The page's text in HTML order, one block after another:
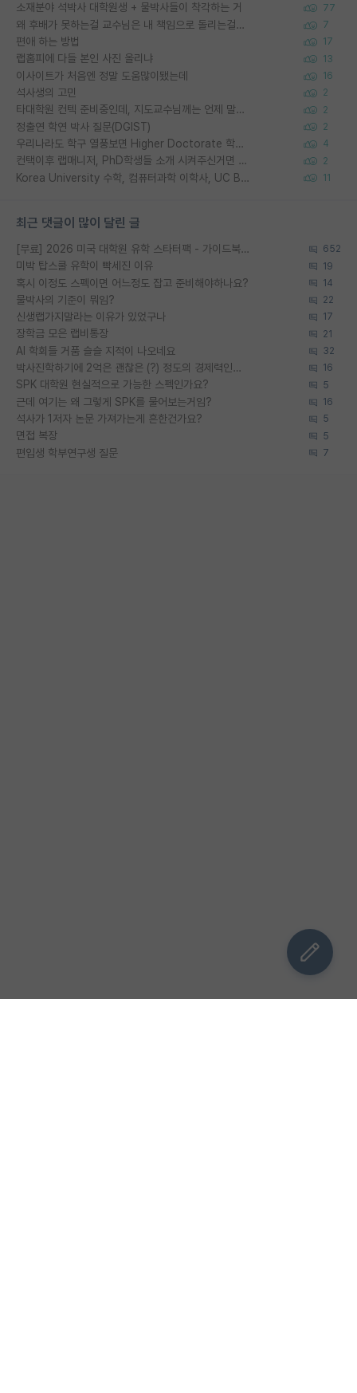
소재분야 석박사 대학원생 + 물박사들이 착각하는 거 77
왜 후배가 못하는걸 교수님은 내 책임으로 돌리는걸까요? 7
편애 하는 방법 17
랩홈피에 다들 본인 사진 올리냐 13
이사이트가 처음엔 정말 도움많이됐는데 16
석사생의 고민 2
타대학원 컨텍 준비중인데, 지도교수님께는 언제 말씀드려야 할까요? 2
정출연 학연 박사 질문(DGIST) 2
우리나라도 학구 열풍보면 Higher Doctorate 학위가 필요하다고 봅니다. 4
컨택이후 랩매니저, PhD학생들 소개 시켜주신거면 거의 컨펌에 가깝나요? 2
Korea University 수학, 컴퓨터과학 이학사, UC Berkeley 산업공학 대학원 공학박사가 되는 것은 쉽지 않겠죠? 11
최근 댓글이 많이 달린 글
[무료] 2026 미국 대학원 유학 스타터팩 - 가이드북 & 합격자 컨택메일 템플릿 652
미박 탑스쿨 유학이 빡세진 이유 19
혹시 이정도 스펙이면 어느정도 잡고 준비해야하나요? 14
물박사의 기준이 뭐임? 22
신생랩가지말라는 이유가 있었구나 17
장학금 모은 랩비통장 21
AI 학회들 거품 슬슬 지적이 나오네요 32
박사진학하기에 2억은 괜찮은 (?) 정도의 경제력인가요 16
SPK 대학원 현실적으로 가능한 스펙인가요? 5
근데 여기는 왜 그렇게 SPK를 물어보는거임? 16
석사가 1저자 논문 가져가는게 흔한건가요? 5
면접 복장 5
편입생 학부연구생 질문 7